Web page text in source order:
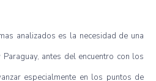
analizados es la necesidad de una
antes del encuentro con los
especialmente en los puntos de